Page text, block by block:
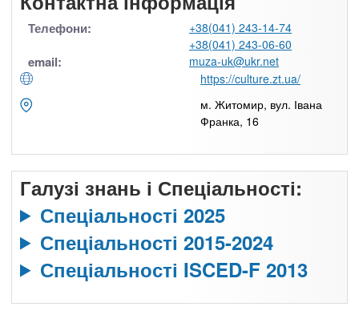
Телефони:
+38(041) 243-14-74
+38(041) 243-06-60
email:
muza-uk@ukr.net
https://culture.zt.ua/
м. Житомир, вул. Івана
Франка, 16
Галузі знань і Спеціальності:
Спеціальності 2025
Спеціальності 2015-2024
Спеціальності ISCED-F 2013